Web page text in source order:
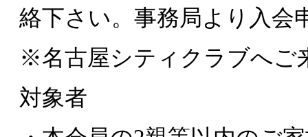
絡下さい。事務局より入会
※名古屋シティクラブへご
対象者